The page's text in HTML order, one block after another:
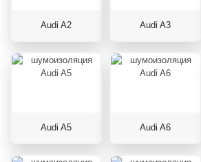
Audi A2 Audi A3
Audi A5 Audi A6